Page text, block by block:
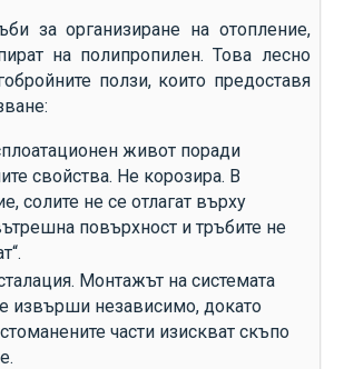
за организиране на отопление,
на полипропилен. Това лесно
ползи, които предоставя
живот поради
свойства. Не корозира. В
солите не се отлагат върху
повърхност и тръбите не
Монтажът на системата
извърши независимо, докато
части изискват скъпо